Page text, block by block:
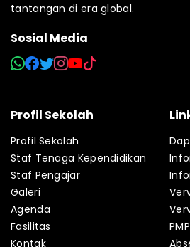
tantangan di era global.
Sosial Media
Profil Sekolah
Profil Sekolah
Staf Tenaga Kependidikan
Staf Pengajar
Galeri
Agenda
Fasilitas
Kontak
PMP